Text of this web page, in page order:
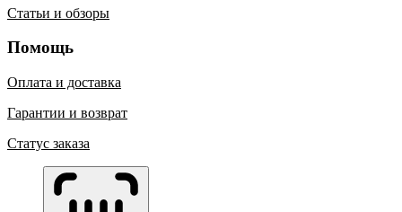
Статьи и обзоры
Помощь
Оплата и доставка
Гарантии и возврат
Статус заказа